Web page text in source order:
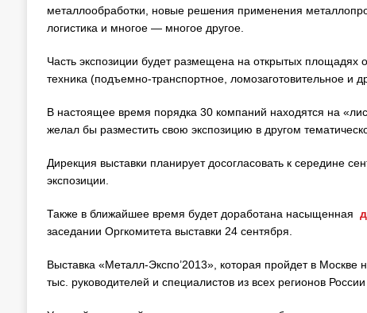
металлообработки, новые решения применения
логистика и многое — многое другое.
Часть экспозиции будет размещена на открытых площадях
техника (подъемно-транспортное, ломозаготовительное и
В настоящее время порядка 30 компаний находятся на
желал бы разместить свою экспозицию в другом
Дирекция выставки планирует досогласовать к середине
экспозиции.
Также в ближайшее время будет доработана насыщенная
заседании Оргкомитета выставки 24 сентября.
Выставка «Металл-Экспо’2013», которая пройдет в
тыс. руководителей и специалистов из всех регионов